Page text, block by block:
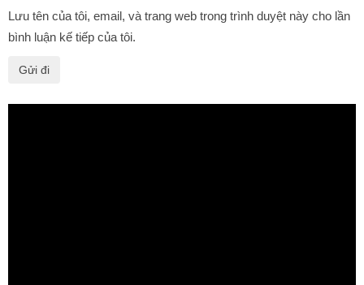
Lưu tên của tôi, email, và trang web trong trình duyệt này cho lần
bình luận kế tiếp của tôi.